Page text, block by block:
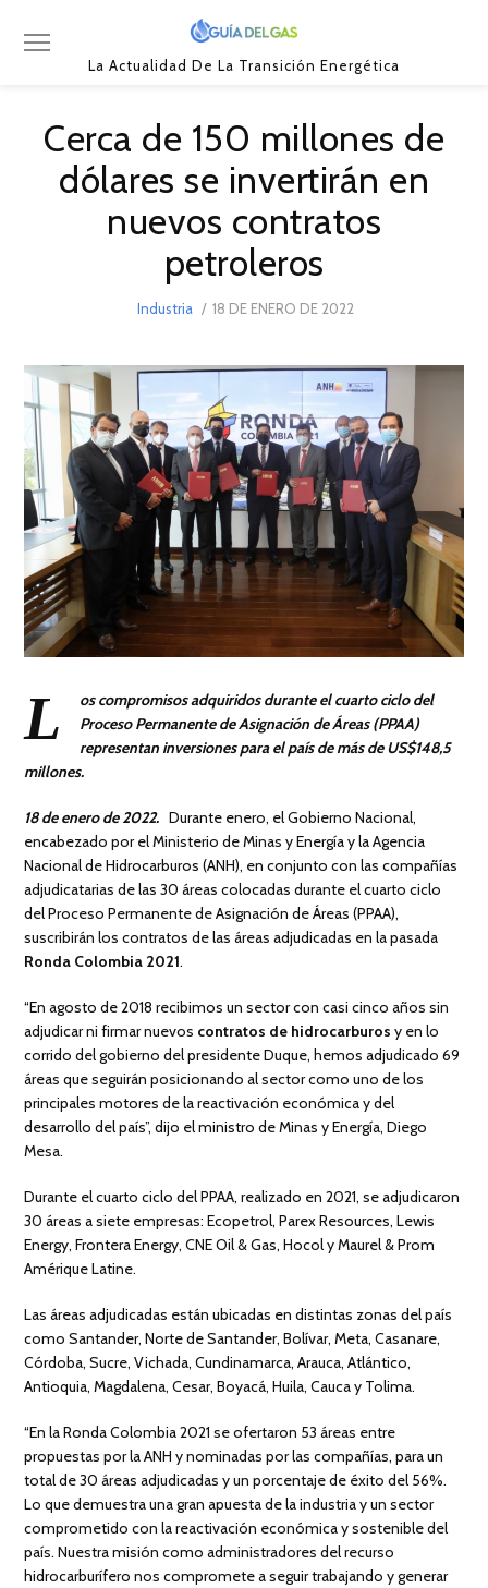
La Actualidad De La Transición Energética
Cerca de 150 millones de
dólares se invertirán en
nuevos contratos
petroleros
Industria
POSTED
18 DE ENERO DE 2022
DE
2022
L
os compromisos adquiridos durante el cuarto ciclo del
Proceso Permanente de Asignación de Áreas (PPAA)
representan inversiones para el país de más de US$148,5
millones.
18 de enero de 2022. Durante enero, el Gobierno Nacional,
encabezado por el Ministerio de Minas y Energía y la Agencia
Nacional de Hidrocarburos (ANH), en conjunto con las compañías
adjudicatarias de las 30 áreas colocadas durante el cuarto ciclo
del Proceso Permanente de Asignación de Áreas (PPAA),
suscribirán los contratos de las áreas adjudicadas en la pasada
Ronda Colombia 2021.
“En agosto de 2018 recibimos un sector con casi cinco años sin
adjudicar ni firmar nuevos contratos de hidrocarburos y en lo
corrido del gobierno del presidente Duque, hemos adjudicado 69
áreas que seguirán posicionando al sector como uno de los
principales motores de la reactivación económica y del
desarrollo del país”, dijo el ministro de Minas y Energía, Diego
Mesa.
Durante el cuarto ciclo del PPAA, realizado en 2021, se adjudicaron
30 áreas a siete empresas: Ecopetrol, Parex Resources, Lewis
Energy, Frontera Energy, CNE Oil & Gas, Hocol y Maurel & Prom
Amérique Latine.
Las áreas adjudicadas están ubicadas en distintas zonas del país
como Santander, Norte de Santander, Bolívar, Meta, Casanare,
Córdoba, Sucre, Vichada, Cundinamarca, Arauca, Atlántico,
Antioquia, Magdalena, Cesar, Boyacá, Huila, Cauca y Tolima.
“En la Ronda Colombia 2021 se ofertaron 53 áreas entre
propuestas por la ANH y nominadas por las compañías, para un
total de 30 áreas adjudicadas y un porcentaje de éxito del 56%.
Lo que demuestra una gran apuesta de la industria y un sector
comprometido con la reactivación económica y sostenible del
país. Nuestra misión como administradores del recurso
hidrocarburífero nos compromete a seguir trabajando y generar